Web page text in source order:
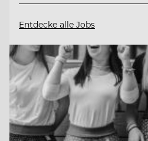
Entdecke alle Jobs